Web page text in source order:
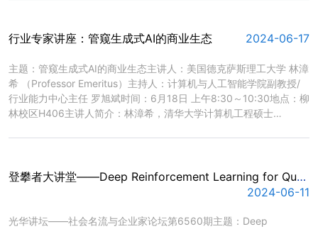
行业专家讲座：管窥生成式AI的商业生态 2024-06-17
​主题：管窥生成式AI的商业生态主讲人：美国德克萨斯理工大学 林漳
希 （Professor Emeritus）主持人：计算机与人工智能学院副教授/
行业能力中心主任 罗旭斌时间：6月18日 上午8:30～10:30地点：柳
林校区H406主讲人简介：林漳希，清华大学计算机工程硕士
登攀者大讲堂——Deep Reinforcement Learning for Quantitative Trading （强化学习用于量化交易）
2024-06-11
​光华讲坛——社会名流与企业家论坛第6560期主题：Deep